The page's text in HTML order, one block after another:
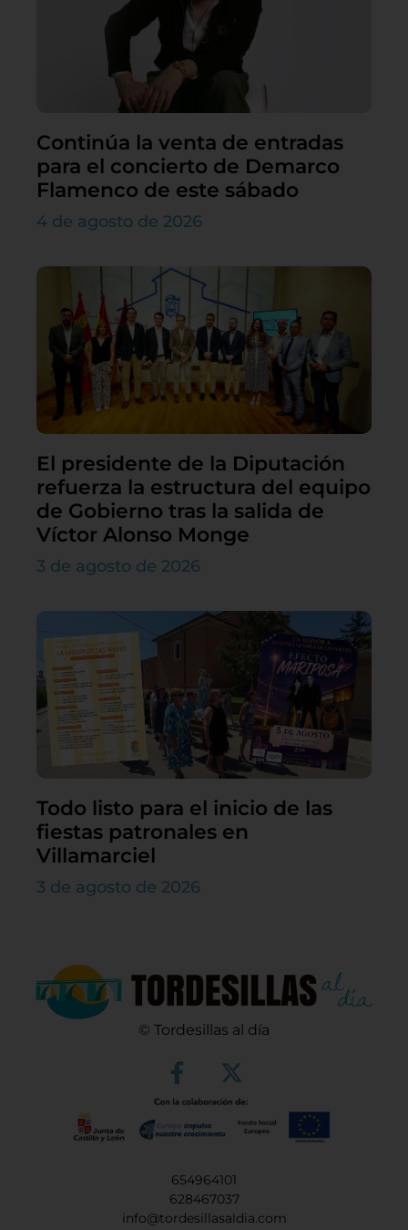
Continúa la venta de entradas
para el concierto de Demarco
Flamenco de este sábado
4 de agosto de 2026
El presidente de la Diputación
refuerza la estructura del equipo
de Gobierno tras la salida de
Víctor Alonso Monge
3 de agosto de 2026
Todo listo para el inicio de las
fiestas patronales en
Villamarciel
3 de agosto de 2026
© Tordesillas al día
654964101
628467037
info@tordesillasaldia.com